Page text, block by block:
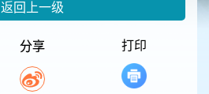
返回上一级
分享 打印